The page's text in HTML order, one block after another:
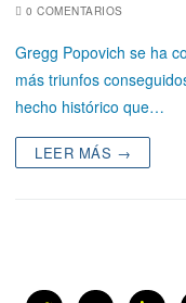
0 COMENTARIOS
Gregg Popovich se ha
más triunfos
hecho histórico que…
LEER MÁS →